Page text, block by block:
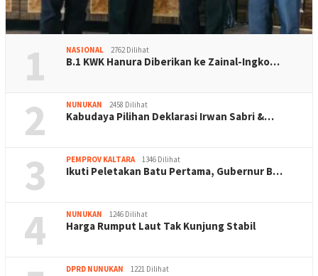
1 NASIONAL 2762 Dilihat
B.1 KWK Hanura Diberikan ke Zainal-Ingko…
2 NUNUKAN 2458 Dilihat
Kabudaya Pilihan Deklarasi Irwan Sabri &…
3 PEMPROV KALTARA 1346 Dilihat
Ikuti Peletakan Batu Pertama, Gubernur B…
4 NUNUKAN 1246 Dilihat
Harga Rumput Laut Tak Kunjung Stabil
DPRD NUNUKAN 1221 Dilihat